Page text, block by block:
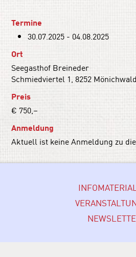
Termine
30.07.2025 - 04.08.2025
Ort
Seegasthof Breineder
Schmiedviertel 1, 8252 Mönichwald
Preis
€ 750,–
Anmeldung
Aktuell ist keine Anmeldung zu